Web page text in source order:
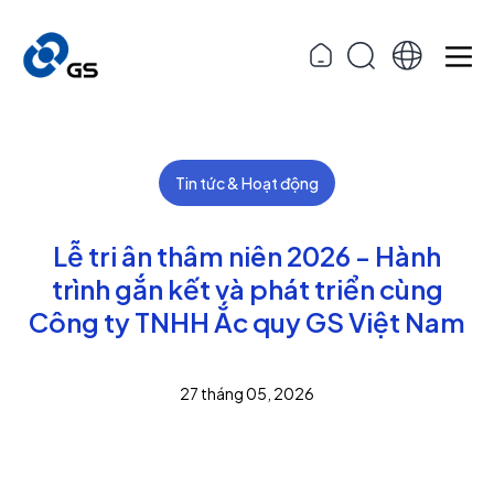
Tin tức & Hoạt động
Lễ tri ân thâm niên 2026 - Hành
trình gắn kết và phát triển cùng
Công ty TNHH Ắc quy GS Việt Nam
27 tháng 05, 2026